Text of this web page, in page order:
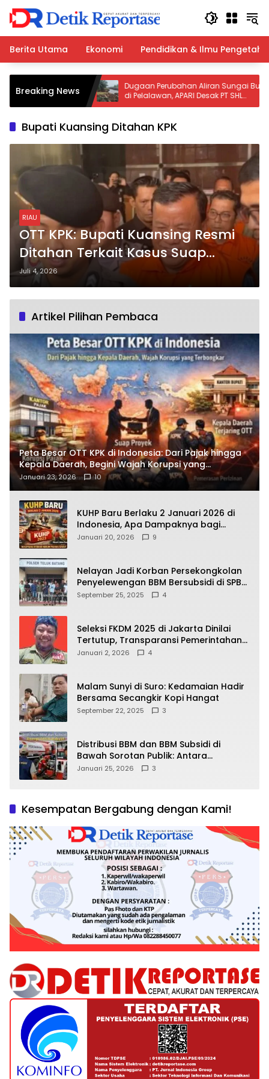
Langsung
konten
Berita Utama
Ekonomi Pendidikan & Ilmu
Breaking News
Tuntas
dan Dugaan
Paya Gambar
Dugaan Perubahan Aliran Sungai Buluh
di Pelalawan, APARI Desak PT SHL
Diperiksa Ketat
Bupati Kuansing Ditahan KPK
RIAU
OTT KPK: Bupati Kuansing Resmi
Ditahan Terkait Kasus Suap
Jabatan Sekda
Juli 4, 2026
Artikel Pilihan Pembaca
Peta Besar OTT KPK di Indonesia: Dari Pajak hingga
Kepala Daerah, Begini Wajah Korupsi yang
Terbongkar
Januari 23, 2026 10
KUHP Baru Berlaku 2 Januari 2026 di
Indonesia, Apa Dampaknya bagi
Kehidupan Warga? Ini Aturan Kunci
Januari 20, 2026 9
Nelayan Jadi Korban Persekongkolan
Penyelewengan BBM Bersubsidi di SPBU
64.78809 Teluk Batang
September 25, 2025 4
Seleksi FKDM 2025 di Jakarta Dinilai
Tertutup, Transparansi Pemerintahan
Pramono–Rano Dipertanyakan
Januari 2, 2026 4
Malam Sunyi di Suro: Kedamaian Hadir
Bersama Secangkir Kopi Hangat
September 22, 2025 3
Distribusi BBM dan BBM Subsidi di
Bawah Sorotan Publik: Antara
Kepentingan Negara, Hak Konsumen,
Januari 25, 2026 3
Kesempatan Bergabung dengan Kami!